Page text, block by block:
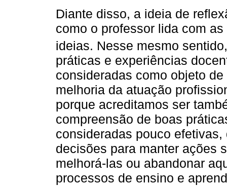
Diante disso, a ideia de
como o professor lida com
ideias. Nesse mesmo
práticas e experiências
consideradas como objeto
melhoria da atuação
porque acreditamos ser
compreensão de boas
consideradas pouco
decisões para manter ações
melhorá-las ou abandonar
processos de ensino e